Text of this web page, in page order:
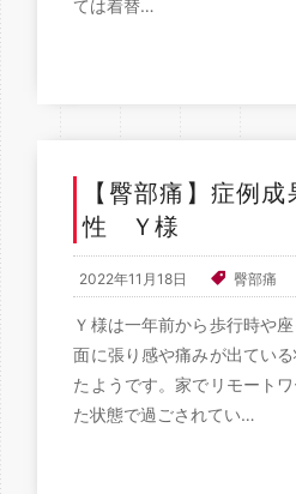
ては着替…
【臀部痛】症例
性 Ｙ様
2022年11月18日 臀部痛
Ｙ様は一年前から歩行時や
面に張り感や痛みが出てい
たようです。家でリモート
た状態で過ごされてい…